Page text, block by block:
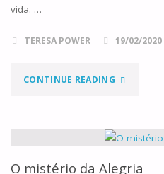
vida. …
TERESA POWER 19/02/2020
CONTINUE READING"PEQUENOS
O mistério da Alegria